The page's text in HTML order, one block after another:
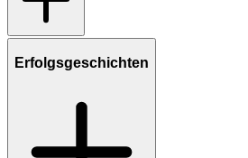
Erfolgsgeschichten